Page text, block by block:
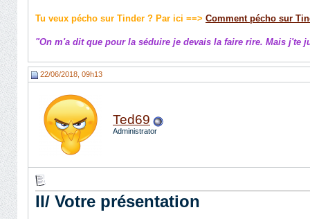
Tu veux pécho sur Tinder ? Par ici ==> Comment pécho sur
"On m'a dit que pour la séduire je devais la faire rire. Mais
22/06/2018, 09h13
Ted69
Administrator
II/ Votre présentation